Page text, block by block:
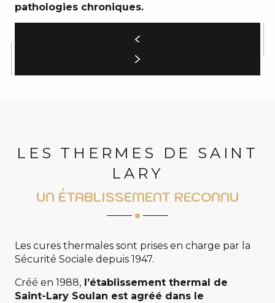
pathologies chroniques.
LES THERMES DE SAINT
LARY
UN ÉTABLISSEMENT RECONNU
Les cures thermales sont prises en charge par la
Sécurité Sociale depuis 1947.
Créé en 1988, l’établissement thermal de
Saint-Lary Soulan est agréé dans le